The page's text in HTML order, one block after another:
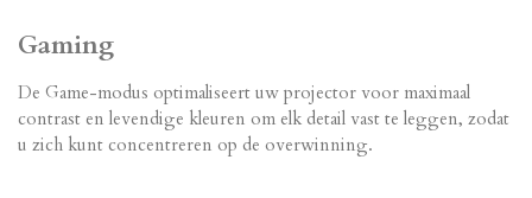
Gaming
De Game-modus optimaliseert uw projector voor maximaal
contrast en levendige kleuren om elk detail vast te leggen, zodat
u zich kunt concentreren op de overwinning.